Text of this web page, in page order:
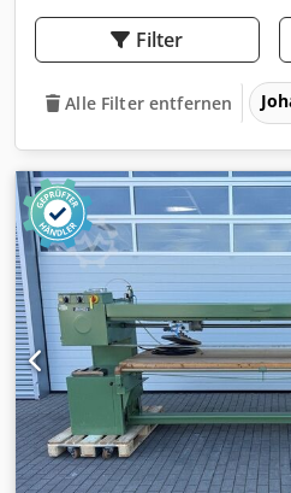
Filter
Alle Filter entfernen